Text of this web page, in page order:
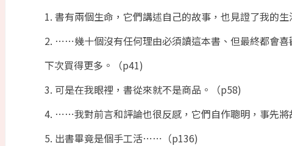
1. 書有兩個生命，它們講述自己的故事，也見證了我的
2. ⋯⋯幾十個沒有任何理由必須讀這本書、但最終都會
下次買得更多。（p41)
3. 可是在我眼裡，書從來就不是商品。（p58)
4. ⋯⋯我對前言和評論也很反感，它們自作聰明，事先
5. 出書畢竟是個手工活⋯⋯（p136)